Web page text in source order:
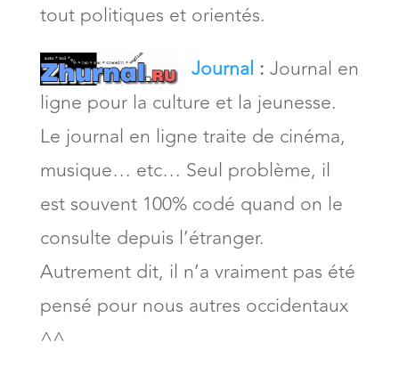
tout politiques et orientés.
Journal : Journal en
ligne pour la culture et la jeunesse.
Le journal en ligne traite de cinéma,
musique… etc… Seul problème, il
est souvent 100% codé quand on le
consulte depuis l’étranger.
Autrement dit, il n’a vraiment pas été
pensé pour nous autres occidentaux
^^